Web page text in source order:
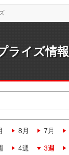
ライズ情報
8月 7月
4週 3週